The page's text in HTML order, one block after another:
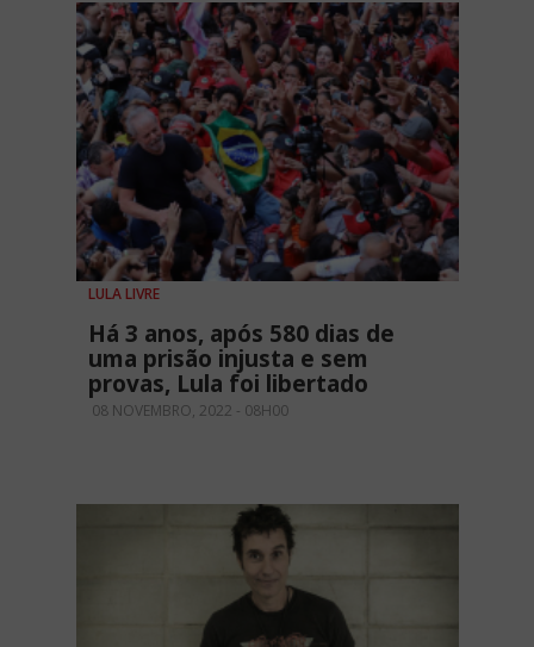
LULA LIVRE
Há 3 anos, após 580 dias de
uma prisão injusta e sem
provas, Lula foi libertado
08 NOVEMBRO, 2022 - 08H00